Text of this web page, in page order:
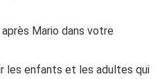
Mario dans votre
les enfants et les adultes qui